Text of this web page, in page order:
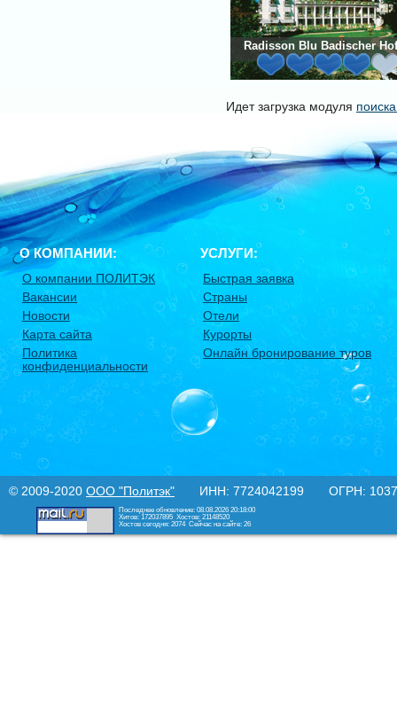
Radisson Blu Badischer
Идет загрузка модуля
О КОМПАНИИ:
О компании ПОЛИТЭК
Вакансии
Новости
Карта сайта
Политика
конфиденциальности
УСЛУГИ:
Быстрая заявка
Страны
Отели
Курорты
Онлайн бронирование туров
© 2009-2020 ООО "Политэк" ИНН: 7724042199 ОГРН:
Последнее обновление: 08.08.2026 20:18:00
Хитов: 172037895 Хостов: 21148520
Хостов сегодня: 2074 Сейчас на сайте: 26